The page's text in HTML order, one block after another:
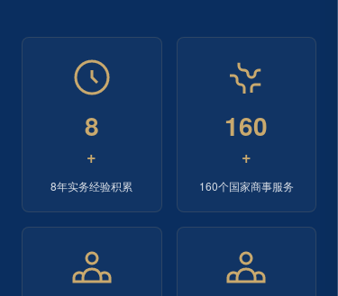
8
+
8年实务经验积累
160
+
160个国家商事服务